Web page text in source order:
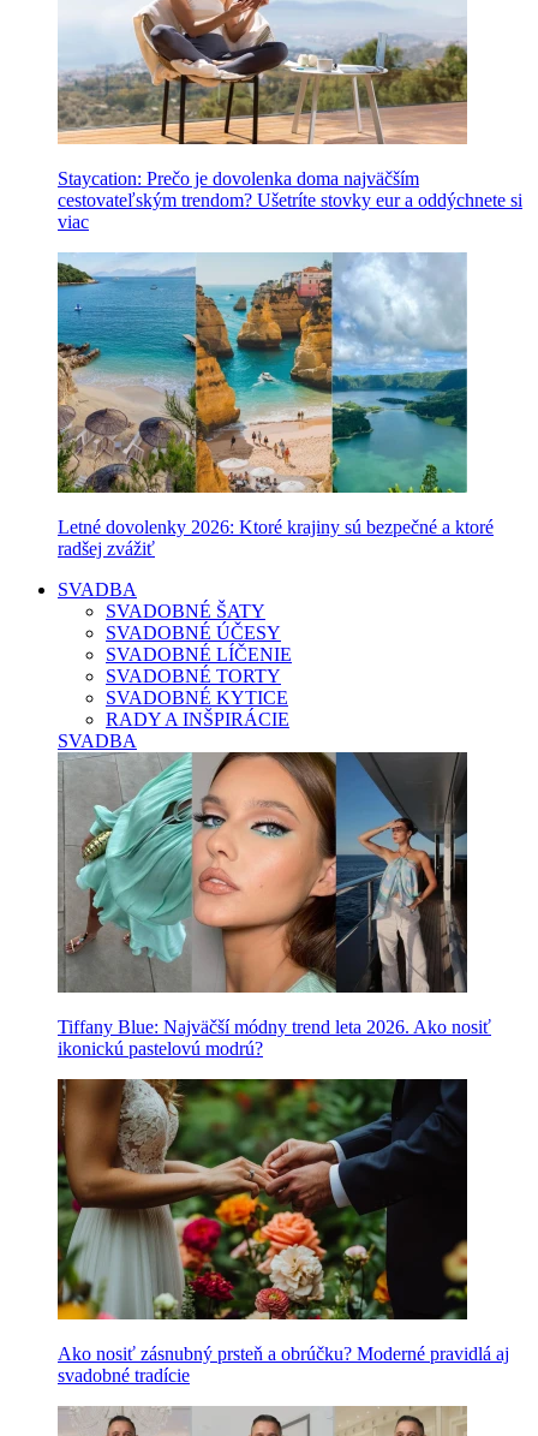
Staycation: Prečo je dovolenka doma najväčším
cestovateľským trendom? Ušetríte stovky eur a oddýchnete si
viac
Letné dovolenky 2026: Ktoré krajiny sú bezpečné a ktoré
radšej zvážiť
SVADBA
SVADOBNÉ ŠATY
SVADOBNÉ ÚČESY
SVADOBNÉ LÍČENIE
SVADOBNÉ TORTY
SVADOBNÉ KYTICE
RADY A INŠPIRÁCIE
SVADBA
Tiffany Blue: Najväčší módny trend leta 2026. Ako nosiť
ikonickú pastelovú modrú?
Ako nosiť zásnubný prsteň a obrúčku? Moderné pravidlá aj
svadobné tradície